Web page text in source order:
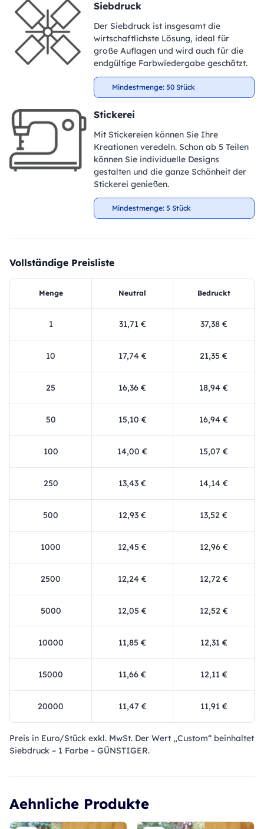
Siebdruck
Der Siebdruck ist insgesamt die
wirtschaftlichste Lösung, ideal für
große Auflagen und wird auch für die
endgültige Farbwiedergabe geschätzt.
Mindestmenge: 50 Stück
Stickerei
Mit Stickereien können Sie Ihre
Kreationen veredeln. Schon ab 5 Teilen
können Sie individuelle Designs
gestalten und die ganze Schönheit der
Stickerei genießen.
Mindestmenge: 5 Stück
Vollständige Preisliste
Menge Neutral Bedruckt
1 31,71 € 37,38 €
10 17,74 € 21,35 €
25 16,36 € 18,94 €
50 15,10 € 16,94 €
100 14,00 € 15,07 €
250 13,43 € 14,14 €
500 12,93 € 13,52 €
1000 12,45 € 12,96 €
2500 12,24 € 12,72 €
5000 12,05 € 12,52 €
10000 11,85 € 12,31 €
15000 11,66 € 12,11 €
20000 11,47 € 11,91 €
Preis in Euro/Stück exkl. MwSt. Der Wert „Custom“ beinhaltet
Siebdruck – 1 Farbe – GÜNSTIGER.
Aehnliche Produkte